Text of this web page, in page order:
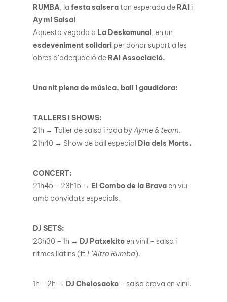
RUMBA, la festa salseratan esperada de RAI i
Ay mi Salsa!
Aquesta vegada a La Deskomunal, en un
esdeveniment solidariper donar suport a les
obres d’adequació de RAI Associació.
Una nit plena de música, ball i gaudidora:
TALLERS I SHOWS:
21h → Taller de salsa i roda byAyme & team.
21h40 → Show de ball especial Dia dels Morts.
CONCERT:
21h45 – 23h15 → El Combo de la Bravaen viu
amb convidats especials.
DJ SETS:
23h30 – 1h → DJ Patxekitoen vinil – salsa i
ritmes llatins (ft L’Altra Rumba).
1h – 2h → DJ Chelosaoko– salsa brava en vinil.